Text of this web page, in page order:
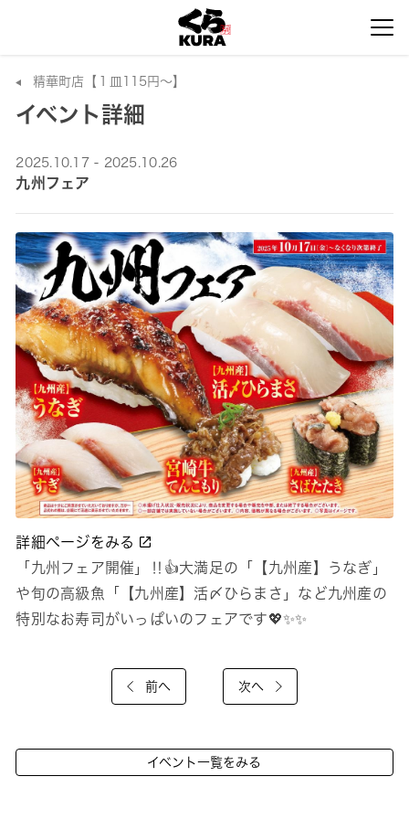
精華町店【１皿115円～】
イベント詳細
2025.10.17 - 2025.10.26
九州フェア
詳細ページをみる
「九州フェア開催」‼👍大満足の「【九州産】うなぎ」
や旬の高級魚「【九州産】活〆ひらまさ」など九州産の
特別なお寿司がいっぱいのフェアです💖✨✨
前へ 次へ
イベント一覧をみる